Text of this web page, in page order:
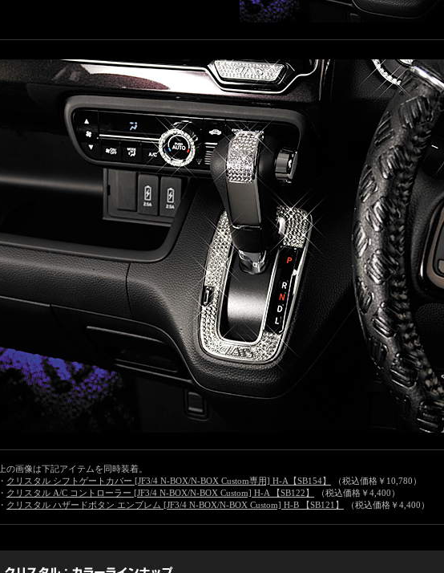
上の画像は下記アイテムを同時装着。
・ クリスタル シフトゲートカバー [JF3/4 N-BOX/N-BOX Custom専用] H-A【SB154】 （税込価格￥10,780 ）
・ クリスタル A/C コントローラー [JF3/4 N-BOX/N-BOX Custom] H-A 【SB122】 （税込価格￥4,400 ）
・ クリスタル ハザードボタン エンブレム [JF3/4 N-BOX/N-BOX Custom] H-B 【SB121】 （税込価格￥4,400 ）